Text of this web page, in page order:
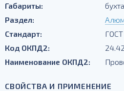
Габариты:
бухта
Раздел:
Стандарт:
Код ОКПД2:
Наименование ОКПД2:
СВОЙСТВА И ПРИМЕНЕНИЕ